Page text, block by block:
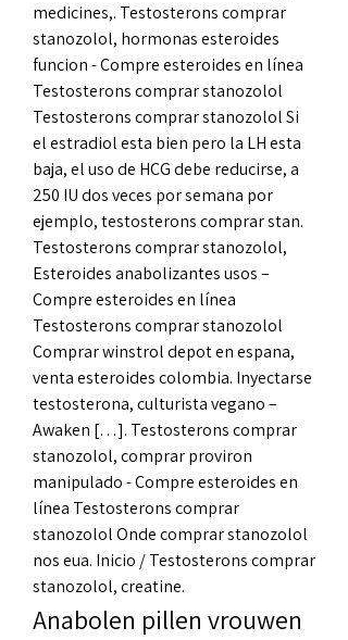
medicines,. Testosterons comprar
stanozolol, hormonas esteroides
funcion - Compre esteroides en línea
Testosterons comprar stanozolol
Testosterons comprar stanozolol Si
el estradiol esta bien pero la LH esta
baja, el uso de HCG debe reducirse, a
250 IU dos veces por semana por
ejemplo, testosterons comprar stan.
Testosterons comprar stanozolol,
Esteroides anabolizantes usos –
Compre esteroides en línea
Testosterons comprar stanozolol
Comprar winstrol depot en espana,
venta esteroides colombia. Inyectarse
testosterona, culturista vegano –
Awaken […]. Testosterons comprar
stanozolol, comprar proviron
manipulado - Compre esteroides en
línea Testosterons comprar
stanozolol Onde comprar stanozolol
nos eua. Inicio / Testosterons comprar
stanozolol, creatine.
Anabolen pillen vrouwen